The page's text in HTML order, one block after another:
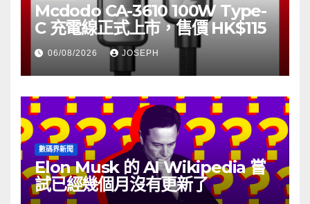
Mcdodo CA-3610 100W Type-
C 充電線正式上市，售價 HK$115
06/08/2026 JOSEPH
數碼界新聞
Elon Musk 的 AI Wikipedia 嘗
試已經幾個月沒有更新了